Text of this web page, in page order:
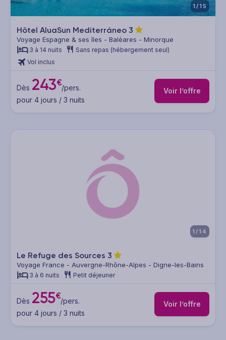
1/15
Hôtel AluaSun Mediterráneo 3
Voyage Espagne & ses îles - Baléares - Minorque
3 à 14 nuits
Sans repas (hébergement seul)
Vol inclus
Dès 243€/pers.
pour 4 jours / 3 nuits
Voir l’offre
1/14
Le Refuge des Sources 3
Voyage France - Auvergne-Rhône-Alpes - Digne-les-Bains
3 à 6 nuits Petit déjeuner
Dès 255€/pers.
pour 4 jours / 3 nuits
Voir l’offre